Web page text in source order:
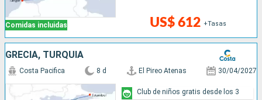
Comidas incluidas US$ 612 +Tasas
GRECIA, TURQUÍA
Costa Pacifica 8 d El Pireo Atenas 30/04/2027
Club de niños gratis desde los 3